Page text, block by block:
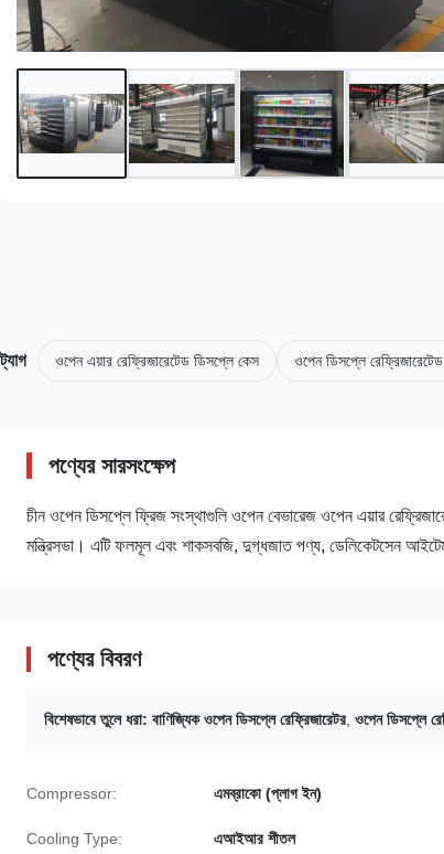
ট্যাগ ওপেন এয়ার রেফ্রিজারেটেড ডিসপ্লে কেস ওপেন ডিসপ্লে রেফ্রিজারেটেড
পণ্যের সারসংক্ষেপ
চীন ওপেন ডিসপ্লে ফ্রিজ সংস্থাগুলি ওপেন বেভারেজ ওপেন এয়ার
মন্ত্রিসভা। এটি ফলমূল এবং শাকসবজি, দুগ্ধজাত পণ্য, ডেলিকেটসেন
পণ্যের বিবরণ
বিশেষভাবে তুলে ধরা: বাণিজ্যিক ওপেন ডিসপ্লে রেফ্রিজারেটর ওপেন ডিসপ্লে
Compressor: এমব্রাকো (প্লাগ ইন)
Cooling Type: এআইআর শীতল